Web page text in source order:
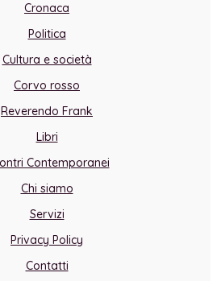
Cronaca
Politica
Cultura e società
Corvo rosso
Reverendo Frank
Libri
Contemporanei
Chi siamo
Servizi
Privacy Policy
Contatti